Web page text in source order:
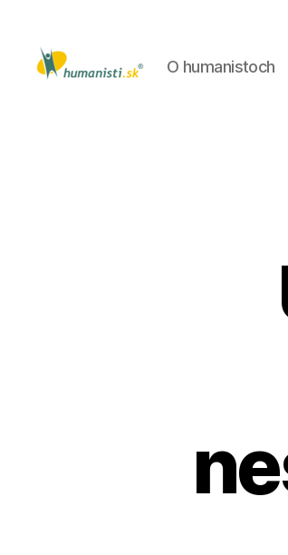
O humanistoch